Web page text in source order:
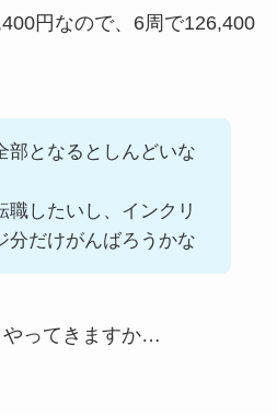
円なので、6周で126,400
部となるとしんどいな
職したいし、インクリ
分だけがんばろうかな
やってきますか…